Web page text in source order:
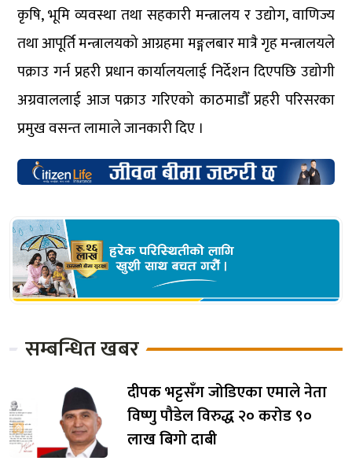
कृषि, भूमि व्यवस्था तथा सहकारी मन्त्रालय र उद्योग, वाणिज्य
तथा आपूर्ति मन्त्रालयको आग्रहमा मङ्गलबार मात्रै गृह मन्त्रालयले
पक्राउ गर्न प्रहरी प्रधान कार्यालयलाई निर्देशन दिएपछि उद्योगी
अग्रवाललाई आज पक्राउ गरिएको काठमाडौँ प्रहरी परिसरका
प्रमुख वसन्त लामाले जानकारी दिए ।
सम्बन्धित खबर
दीपक भट्टसँग जोडिएका एमाले नेता
विष्णु पौडेल विरुद्ध २० करोड ९०
लाख बिगो दाबी